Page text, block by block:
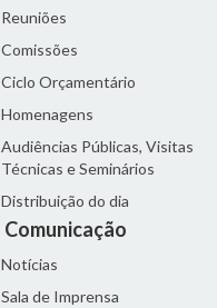
Reuniões
Comissões
Ciclo Orçamentário
Homenagens
Audiências Públicas, Visitas
Técnicas e Seminários
Distribuição do dia
Comunicação
Notícias
Sala de Imprensa